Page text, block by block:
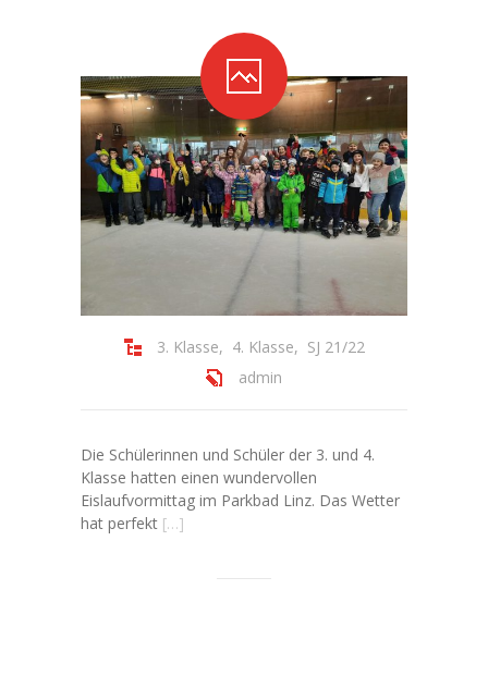
3. Klasse, 4. Klasse, SJ 21/22
admin
Die Schülerinnen und Schüler der 3. und 4.
Klasse hatten einen wundervollen
Eislaufvormittag im Parkbad Linz. Das Wetter
hat perfekt […]